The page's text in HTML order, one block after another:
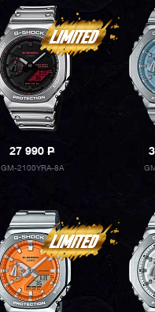
27 990P
GM-2100YRA-8A